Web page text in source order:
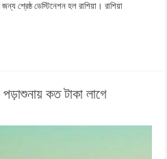
শ্রেষ্ঠ ডেস্টিনেশন হল রাশিয়া। রাশিয়া
কত টাকা লাগে